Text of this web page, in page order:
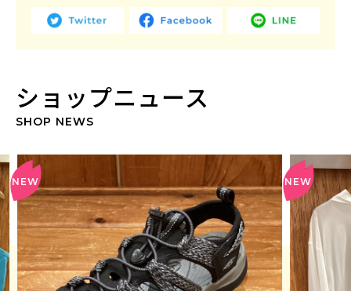
ショップニュース
SHOP NEWS